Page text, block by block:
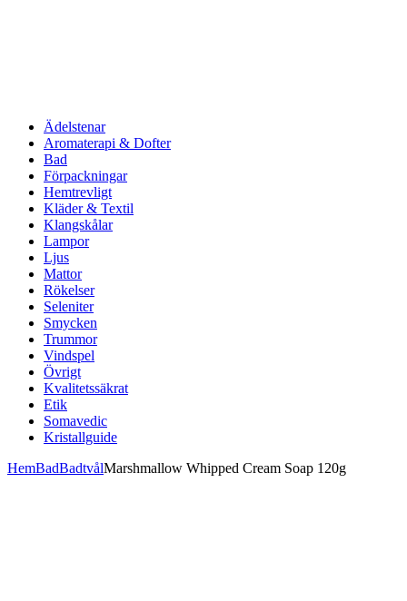
Ädelstenar
Aromaterapi & Dofter
Bad
Förpackningar
Hemtrevligt
Kläder & Textil
Klangskålar
Lampor
Ljus
Mattor
Rökelser
Seleniter
Smycken
Trummor
Vindspel
Övrigt
Kvalitetssäkrat
Etik
Somavedic
Kristallguide
HemBadBadtvålMarshmallow Whipped Cream Soap 120g